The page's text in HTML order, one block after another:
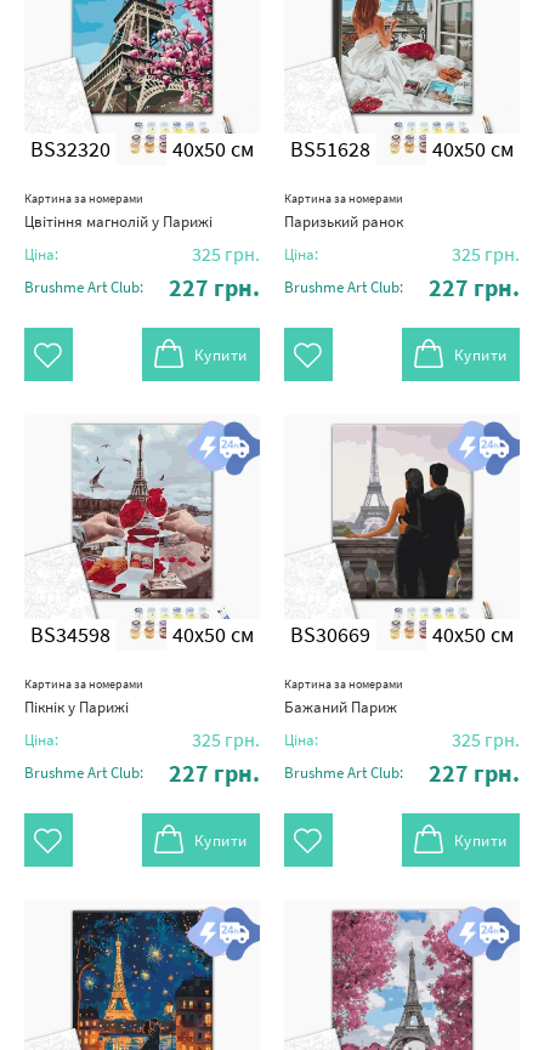
BS32320 40x50 см
Картина за номерами
Цвітіння магнолій у Парижі
Ціна: 325 грн.
Brushme Art Club: 227 грн.
Купити
BS51628 40x50 см
Картина за номерами
Паризький ранок
Ціна: 325 грн.
Brushme Art Club: 227 грн.
Купити
BS34598 40x50 см
Картина за номерами
Пікнік у Парижі
Ціна: 325 грн.
Brushme Art Club: 227 грн.
Купити
BS30669 40x50 см
Картина за номерами
Бажаний Париж
Ціна: 325 грн.
Brushme Art Club: 227 грн.
Купити